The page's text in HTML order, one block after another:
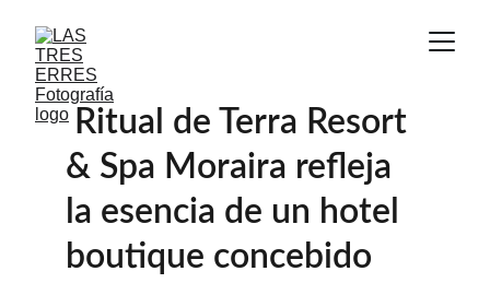
Ritual de Terra Resort
& Spa Moraira refleja
la esencia de un hotel
boutique concebido